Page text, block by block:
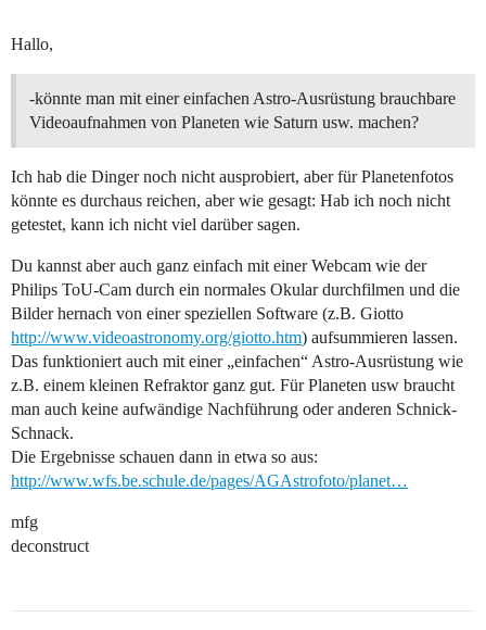
Hallo,
-könnte man mit einer einfachen Astro-Ausrüstung brauchbare
Videoaufnahmen von Planeten wie Saturn usw. machen?
Ich hab die Dinger noch nicht ausprobiert, aber für Planetenfotos
könnte es durchaus reichen, aber wie gesagt: Hab ich noch nicht
getestet, kann ich nicht viel darüber sagen.
Du kannst aber auch ganz einfach mit einer Webcam wie der
Philips ToU-Cam durch ein normales Okular durchfilmen und die
Bilder hernach von einer speziellen Software (z.B. Giotto
http://www.videoastronomy.org/giotto.htm) aufsummieren lassen.
Das funktioniert auch mit einer „einfachen“ Astro-Ausrüstung wie
z.B. einem kleinen Refraktor ganz gut. Für Planeten usw braucht
man auch keine aufwändige Nachführung oder anderen Schnick-
Schnack.
Die Ergebnisse schauen dann in etwa so aus:
http://www.wfs.be.schule.de/pages/AGAstrofoto/planet…
mfg
deconstruct